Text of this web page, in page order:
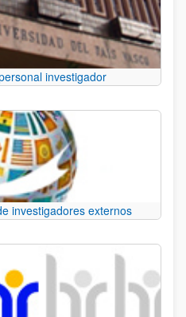
investigador
investigadores externos